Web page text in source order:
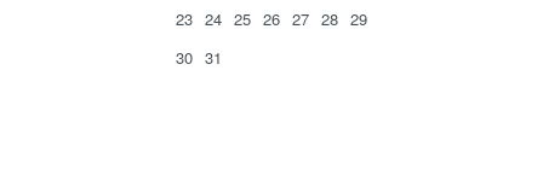
23 24 25 26 27 28 29
30 31